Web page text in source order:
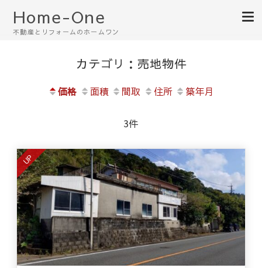
Home-One
不動産とリフォームのホームワン
カテゴリ：売地物件
価格 面積 間取 住所 築年月
3件
UP